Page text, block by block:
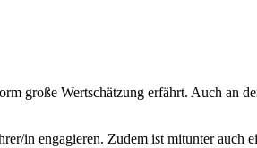
große Wertschätzung erfährt. Auch an
in engagieren. Zudem ist mitunter auch